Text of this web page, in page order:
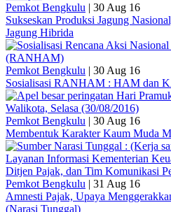
Pemkot Bengkulu | 30 Aug 16
Sukseskan Produksi Jagung
Jagung Hibrida
Pemkot Bengkulu | 30 Aug 16
Sosialisasi RANHAM : HAM dan
Pemkot Bengkulu | 30 Aug 16
Membentuk Karakter Kaum Muda
Pemkot Bengkulu | 31 Aug 16
Amnesti Pajak, Upaya
(Narasi Tunggal)